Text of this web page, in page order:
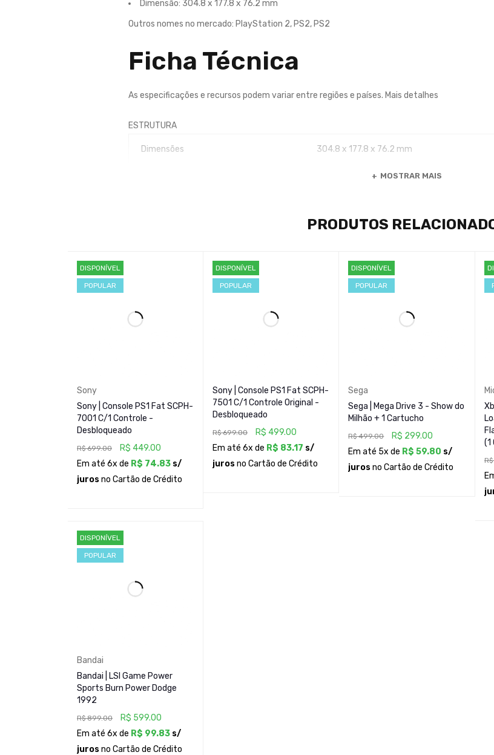
Dimensão: 304.8 x 177.8 x 76.2 mm
Outros nomes no mercado: PlayStation 2, PS2, PS2
Ficha Técnica
As especificações e recursos podem variar entre regiões e países. Mais detalhes
ESTRUTURA
Dimensões 304.8 x 177.8 x 76.2 mm
Sistema operacional Baseado em Linux
294 MHz (299 MHz após atualização)
GPU 147 MHz (4 MB de memória dedicada)
Itens Joystick (DualShork 2), cabo de vídeo, cabo de força, manuais
ESPECIFICAÇÕES
Drive
Rede cabeada
MEMÓRIA
RAM
MOSTRAR MAIS
PRODUTOS
DISPONÍVEL
POPULAR
Sony
Sony | Console PS1 Fat SCPH-
7001 C/1 Controle -
Desbloqueado
R$699.00 R$ 449.00
Em até 6x de R$ 74.83 s/
juros no Cartão de Crédito
DISPONÍVEL
POPULAR
Sony | Console PS1 Fat SCPH-
7501 C/1 Controle Original -
Desbloqueado
R$699.00 R$ 499.00
Em até 6x de R$ 83.17 s/
juros no Cartão de Crédito
DISPONÍVEL
POPULAR
Sega
Sega | Mega Drive 3 - Show do
Milhão + 1 Cartucho
R$499.00 R$ 299.00
Em até 5x de R$ 59.80 s/
juros no Cartão de Crédito
(1
R$
DISPONÍVEL
POPULAR
Bandai
Bandai | LSI Game Power
Sports Burn Power Dodge
1992
R$899.00 R$ 599.00
Em até 6x de R$ 99.83 s/
juros no Cartão de Crédito